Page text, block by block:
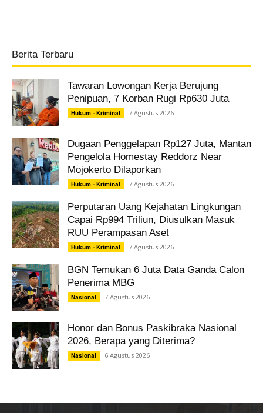
Berita Terbaru
Tawaran Lowongan Kerja Berujung
Penipuan, 7 Korban Rugi Rp630 Juta
Hukum - Kriminal 7 Agustus 2026
Dugaan Penggelapan Rp127 Juta, Mantan
Pengelola Homestay Reddorz Near
Mojokerto Dilaporkan
Hukum - Kriminal 7 Agustus 2026
Perputaran Uang Kejahatan Lingkungan
Capai Rp994 Triliun, Diusulkan Masuk
RUU Perampasan Aset
Hukum - Kriminal 7 Agustus 2026
BGN Temukan 6 Juta Data Ganda Calon
Penerima MBG
Nasional 7 Agustus 2026
Honor dan Bonus Paskibraka Nasional
2026, Berapa yang Diterima?
Nasional 6 Agustus 2026